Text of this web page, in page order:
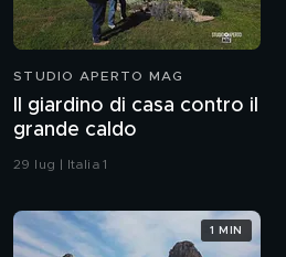
STUDIO APERTO MAG
Il giardino di casa contro il
grande caldo
29 lug | Italia 1
1 MIN